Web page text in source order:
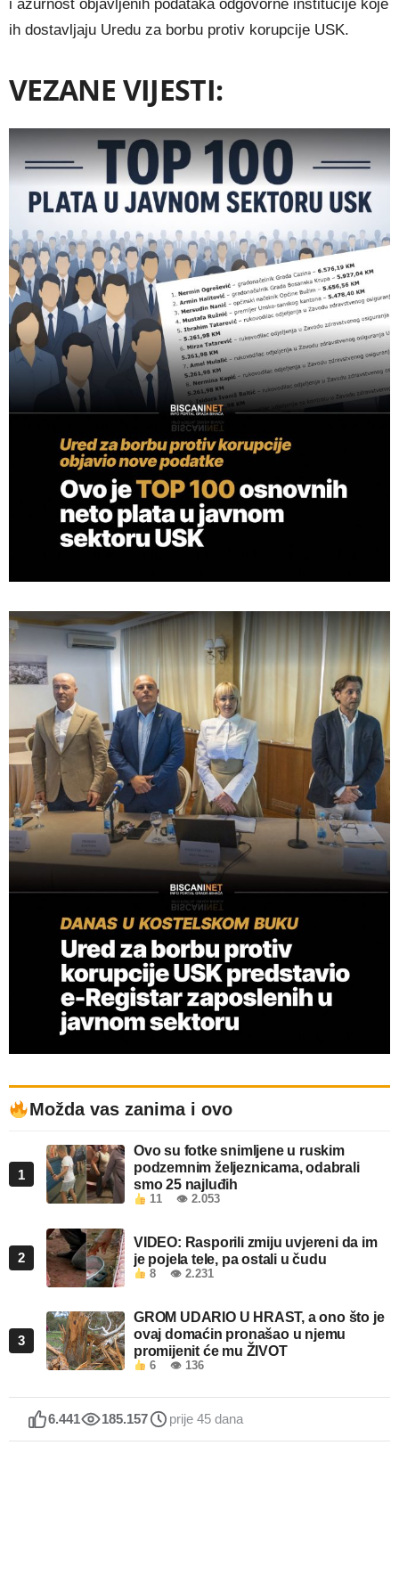
i ažurnost objavljenih podataka odgovorne institucije koje
ih dostavljaju Uredu za borbu protiv korupcije USK.
VEZANE VIJESTI:
Možda vas zanima i ovo
1
Ovo su fotke snimljene u ruskim
podzemnim željeznicama, odabrali
smo 25 najluđih
11 👁 2.053
2
VIDEO: Rasporili zmiju uvjereni da im
je pojela tele, pa ostali u čudu
8 👁 2.231
3
GROM UDARIO U HRAST, a ono što je
ovaj domaćin pronašao u njemu
promijenit će mu ŽIVOT
6 👁 136
6.441 185.157 prije 45 dana